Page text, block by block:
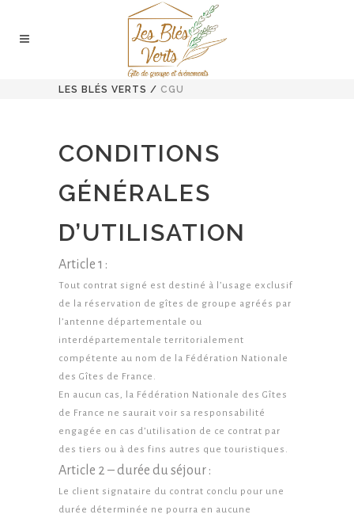
LES BLÉS VERTS / CGU
CONDITIONS
GÉNÉRALES
D’UTILISATION
Article 1 :
Tout contrat signé est destiné à l’usage exclusif
de la réservation de gîtes de groupe agréés par
l’antenne départementale ou
interdépartementale territorialement
compétente au nom de la Fédération Nationale
des Gîtes de France.
En aucun cas, la Fédération Nationale des Gîtes
de France ne saurait voir sa responsabilité
engagée en cas d’utilisation de ce contrat par
des tiers ou à des fins autres que touristiques.
Article 2 – durée du séjour :
Le client signataire du contrat conclu pour une
durée déterminée ne pourra en aucune